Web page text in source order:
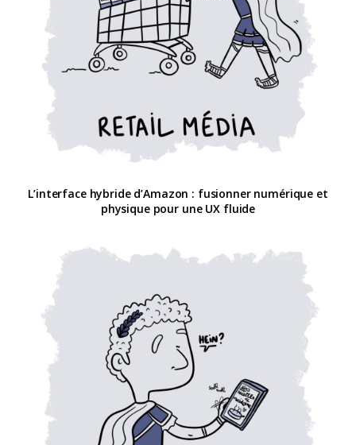
L’interface hybride d’Amazon : fusionner numérique et
physique pour une UX fluide